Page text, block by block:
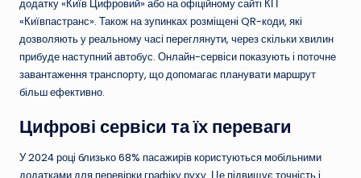
додатку «Київ Цифровий» або на офіційному сайті КП
«Київпастранс». Також на зупинках розміщені QR-коди, які
дозволяють у реальному часі переглянути, через скільки хвилин
прибуде наступний автобус. Онлайн-сервіси показують і поточне
завантаження транспорту, що допомагає планувати маршрут
більш ефективно.
Цифрові сервіси та їх переваги
У 2024 році близько 68% пасажирів користуються мобільними